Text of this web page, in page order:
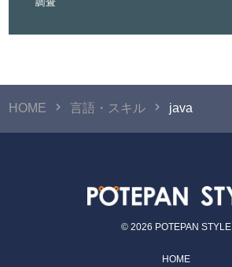
HOME 言語・スキル java
© 2026 POTEPAN STYLE
HOME